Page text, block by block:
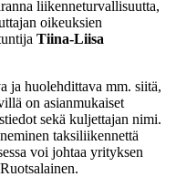
liikenneturvallisuutta,
oikeuksien
Tiina-Liisa
ja huolehdittava mm. siitä,
on asianmukaiset
sekä kuljettajan nimi.
taksiliikennettä
voi johtaa yrityksen